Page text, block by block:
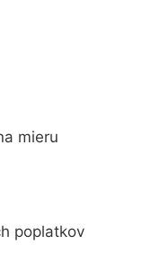
mieru
poplatkov